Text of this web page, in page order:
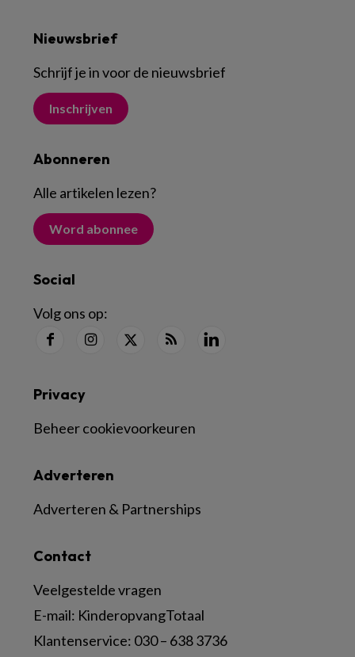
Nieuwsbrief
Schrijf je in voor de nieuwsbrief
Inschrijven
Abonneren
Alle artikelen lezen?
Word abonnee
Social
Volg ons op:
Contact
Veelgestelde vragen
E-mail: KinderopvangTotaal
Klantenservice: 030 – 638 3736
Adverteren
Adverteren & Partnerships
Privacy
Beheer cookievoorkeuren